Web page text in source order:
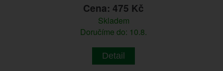
Cena: 475 Kč
Skladem
Doručíme do: 10.8.
Detail